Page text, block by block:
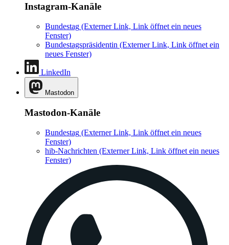
Instagram-Kanäle
Bundestag (Externer Link, Link öffnet ein neues
Fenster)
Bundestagspräsidentin (Externer Link, Link öffnet ein
neues Fenster)
LinkedIn
Mastodon
Mastodon-Kanäle
Bundestag (Externer Link, Link öffnet ein neues
Fenster)
hib-Nachrichten (Externer Link, Link öffnet ein neues
Fenster)